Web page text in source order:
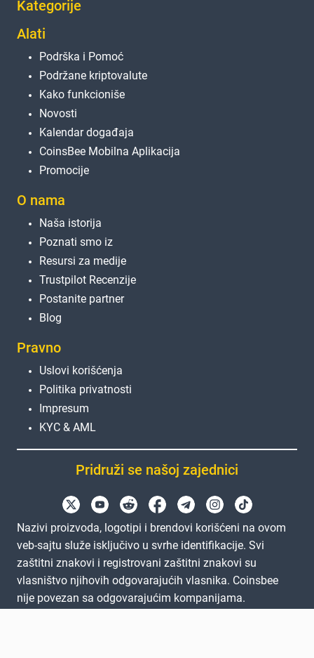
Kategorije
Alati
Podrška i Pomoć
Podržane kriptovalute
Kako funkcioniše
Novosti
Kalendar događaja
CoinsBee Mobilna Aplikacija
Promocije
O nama
Naša istorija
Poznati smo iz
Resursi za medije
Trustpilot Recenzije
Postanite partner
Blog
Pravno
Uslovi korišćenja
Politika privatnosti
Impresum
KYC & AML
Pridruži se našoj zajednici
Nazivi proizvoda, logotipi i brendovi korišćeni na ovom
veb-sajtu služe isključivo u svrhe identifikacije. Svi
zaštitni znakovi i registrovani zaštitni znakovi su
vlasništvo njihovih odgovarajućih vlasnika. Coinsbee
nije povezan sa odgovarajućim kompanijama.